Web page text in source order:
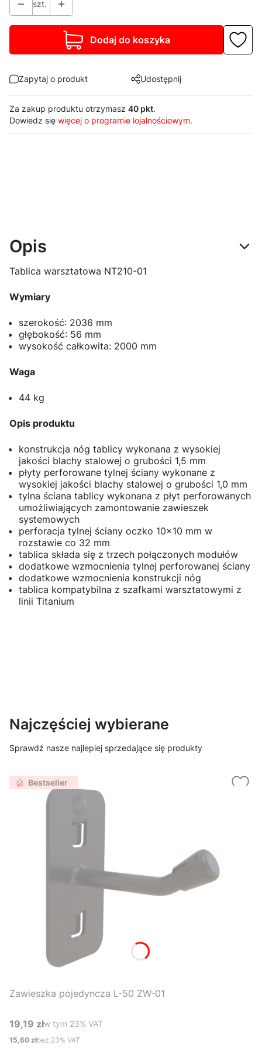
szt.
Dodaj do koszyka
Zapytaj o produkt Udostępnij
Za zakup produktu otrzymasz 40 pkt.
Dowiedz się więcej o programie lojalnościowym.
Opis
Tablica warsztatowa NT210-01
Wymiary
szerokość: 2036 mm
głębokość: 56 mm
wysokość całkowita: 2000 mm
Waga
44 kg
Opis produktu
konstrukcja nóg tablicy wykonana z wysokiej
jakości blachy stalowej o grubości 1,5 mm
płyty perforowane tylnej ściany wykonane z
wysokiej jakości blachy stalowej o grubości 1,0 mm
tylna ściana tablicy wykonana z płyt perforowanych
umożliwiających zamontowanie zawieszek
systemowych
perforacja tylnej ściany oczko 10x10 mm w
rozstawie co 32 mm
tablica składa się z trzech połączonych modułów
dodatkowe wzmocnienia tylnej perforowanej ściany
dodatkowe wzmocnienia konstrukcji nóg
tablica kompatybilna z szafkami warsztatowymi z
linii Titanium
Najczęściej wybierane
Sprawdź nasze najlepiej sprzedające się produkty
Bestseller
Zawieszka pojedyncza L-50 ZW-01
Cena brutto
19,19 złw tym %s VAT
w tym 23% VAT
Cena netto
15,60 złbez 23% VAT